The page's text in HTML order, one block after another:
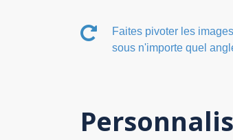
Faites pivoter les
sous n'importe quel